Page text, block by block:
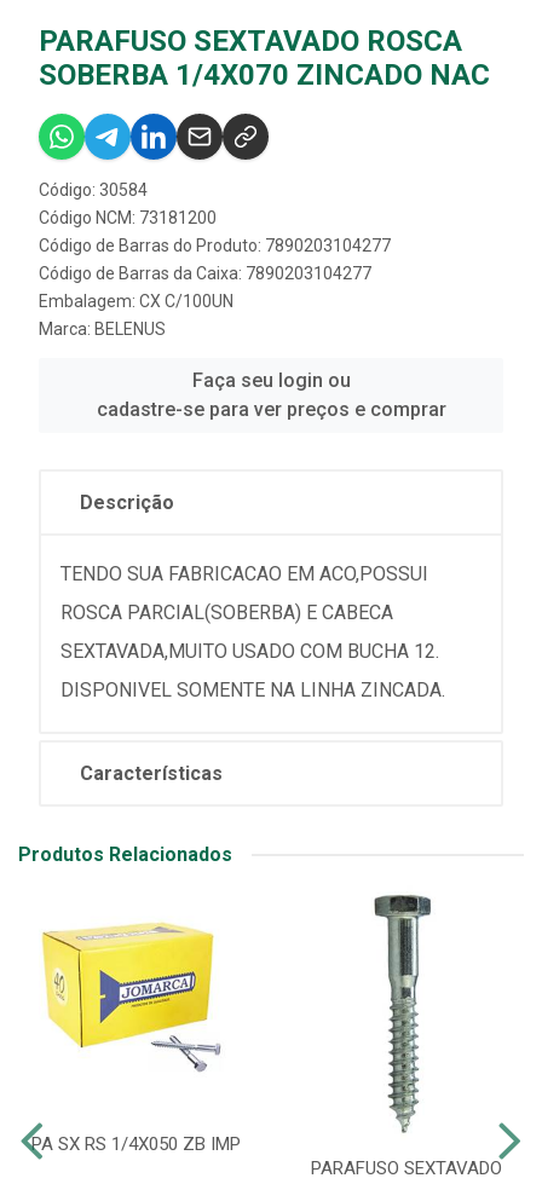
PARAFUSO SEXTAVADO ROSCA
SOBERBA 1/4X070 ZINCADO NAC
Código: 30584
Código NCM: 73181200
Código de Barras do Produto: 7890203104277
Código de Barras da Caixa: 7890203104277
Embalagem: CX C/100UN
Marca: BELENUS
Faça seu login ou
cadastre-se para ver preços e comprar
Descrição
TENDO SUA FABRICACAO EM ACO,POSSUI
ROSCA PARCIAL(SOBERBA) E CABECA
SEXTAVADA,MUITO USADO COM BUCHA 12.
DISPONIVEL SOMENTE NA LINHA ZINCADA.
Características
Produtos Relacionados
PA SX RS 1/4X050 ZB IMP
PARAFUSO SEXTAVADO